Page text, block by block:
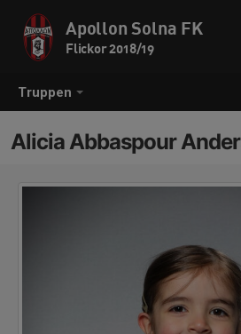
Truppen
Apollon Solna FK
Flickor 2018/19
Alicia Abbaspour